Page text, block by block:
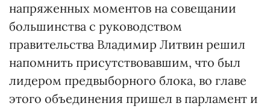
напряженных моментов на совещании
большинства с руководством
правительства Владимир Литвин решил
напомнить присутствовавшим, что был
лидером предвыборного блока, во главе
этого объединения пришел в парламент и